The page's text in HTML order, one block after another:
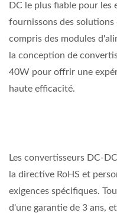
DC le plus fiable pour
fournissons des
compris des modules
la conception de
40W pour offrir une
haute efficacité.
Les convertisseurs DC-
la directive RoHS et
exigences spécifiques.
d'une garantie de 3 ans,